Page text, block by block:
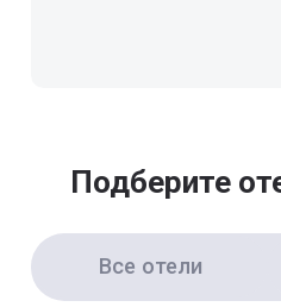
Подберите
Все отели